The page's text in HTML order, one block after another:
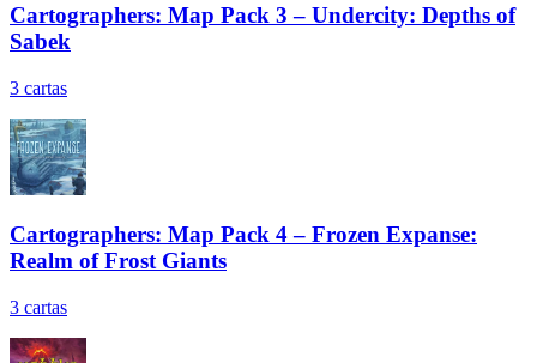
Cartographers: Map Pack 3 – Undercity: Depths of
Sabek
3 cartas
Cartographers: Map Pack 4 – Frozen Expanse:
Realm of Frost Giants
3 cartas